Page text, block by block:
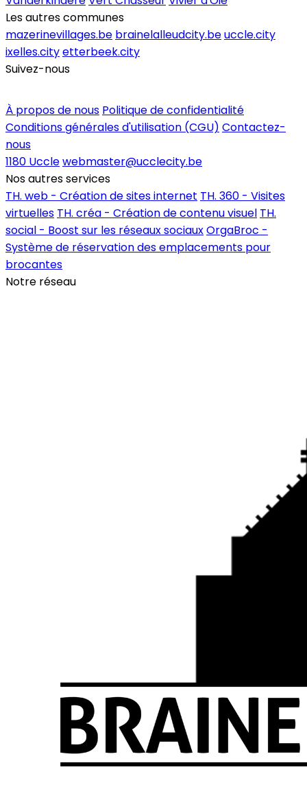
Les autres communes
mazerinevillages.be brainelalleudcity.beuccle.city
ixelles.cityetterbeek.city
Suivez-nous
À propos de nous Politique de confidentialité
Conditions générales d'utilisation (CGU) Contactez-
nous
1180 Ucclewebmaster@ucclecity.be
Nos autres services
TH. web - Création de sites internet TH. 360 - Visites
virtuelles TH. créa - Création de contenu visuel TH.
social - Boost sur les réseaux sociauxOrgaBroc -
Système de réservation des emplacements pour
brocantes
Notre réseau